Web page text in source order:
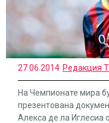
27.06.2014 Редакция
На Чемпионате мира
презентована
Алекса де ла Иглесиа